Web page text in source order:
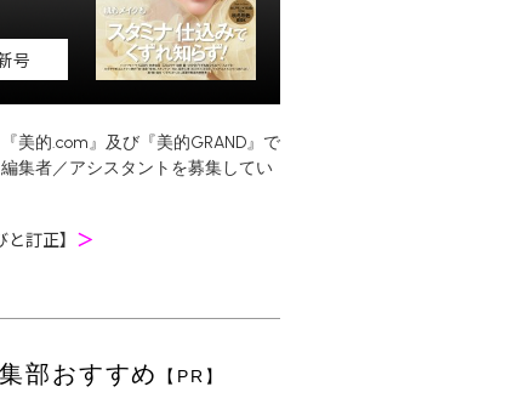
号
『美的.com』及び『美的GRAND』で
集者／アシスタントを募集してい
と訂正】 ＞
部おすすめ 【PR】